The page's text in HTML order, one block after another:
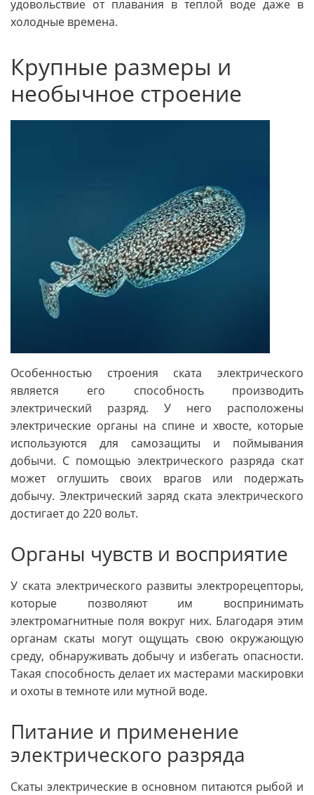
удовольствие от плавания в теплой воде даже в
холодные времена.
Крупные размеры и
необычное строение
Особенностью строения ската электрического
является его способность производить
электрический разряд. У него расположены
электрические органы на спине и хвосте, которые
используются для самозащиты и поймывания
добычи. С помощью электрического разряда скат
может оглушить своих врагов или подержать
добычу. Электрический заряд ската электрического
достигает до 220 вольт.
Органы чувств и восприятие
У ската электрического развиты электрорецепторы,
которые позволяют им воспринимать
электромагнитные поля вокруг них. Благодаря этим
органам скаты могут ощущать свою окружающую
среду, обнаруживать добычу и избегать опасности.
Такая способность делает их мастерами маскировки
и охоты в темноте или мутной воде.
Питание и применение
электрического разряда
Скаты электрические в основном питаются рыбой и